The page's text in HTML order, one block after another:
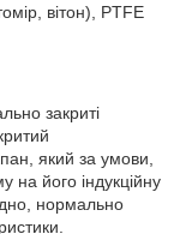
вітон), PTFE
закриті
який за умови,
на його індукційну
нормально